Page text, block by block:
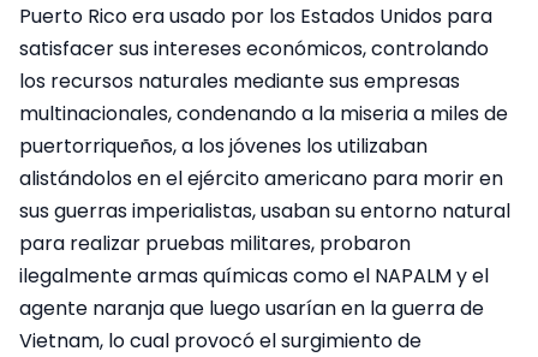
Puerto Rico era usado por los Estados Unidos para
satisfacer sus intereses económicos, controlando
los recursos naturales mediante sus empresas
multinacionales, condenando a la miseria a miles de
puertorriqueños, a los jóvenes los utilizaban
alistándolos en el ejército americano para morir en
sus guerras imperialistas, usaban su entorno natural
para realizar pruebas militares, probaron
ilegalmente armas químicas como el NAPALM y el
agente naranja que luego usarían en la guerra de
Vietnam, lo cual provocó el surgimiento de